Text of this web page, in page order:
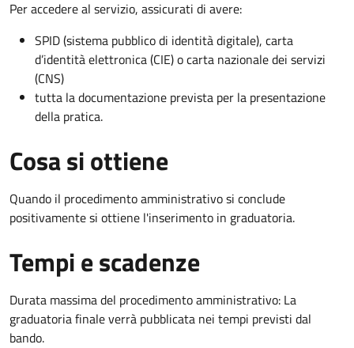
Per accedere al servizio, assicurati di avere:
SPID (sistema pubblico di identità digitale), carta
d’identità elettronica (CIE) o carta nazionale dei servizi
(CNS)
tutta la documentazione prevista per la presentazione
della pratica.
Cosa si ottiene
Quando il procedimento amministrativo si conclude
positivamente si ottiene l'inserimento in graduatoria.
Tempi e scadenze
Durata massima del procedimento amministrativo: La
graduatoria finale verrà pubblicata nei tempi previsti dal
bando.